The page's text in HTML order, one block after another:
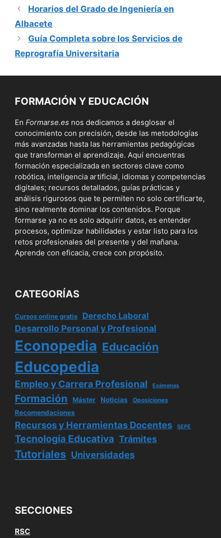
Horarios del Grado de Ingeniería en
Albacete
Guía Completa sobre los Servicios de
Reprografía Universitaria
FORMACIÓN Y EDUCACIÓN
En Formarse.es nos dedicamos a desglosar el
conocimiento con precisión, desde las metodologías
más avanzadas hasta las herramientas pedagógicas
que transforman el aprendizaje. Aquí encuentras
formación especializada en sectores clave como
robótica, inteligencia artificial, idiomas y competencias
digitales; recursos detallados, guías prácticas y
análisis rigurosos que te permiten no solo certificarte,
sino realmente dominar los contenidos. Porque
formarse ya no es solo adquirir datos, es entender
procesos, optimizar habilidades y estar listo para los
retos profesionales del presente y del mañana.
Aprende con eficacia, crece con propósito.
CATEGORÍAS
Cursos online gratis Derecho Laboral
Desarrollo Personal y Profesional
Econopedia Educación
Educopedia
Empleo y Carrera Profesional Exámenes
Formación Máster Noticias Oposiciones
Recomendaciones
Recursos y Herramientas Docentes SEPE
Tecnología Educativa Trámites
Tutoriales Universidades
SECCIONES
RSC